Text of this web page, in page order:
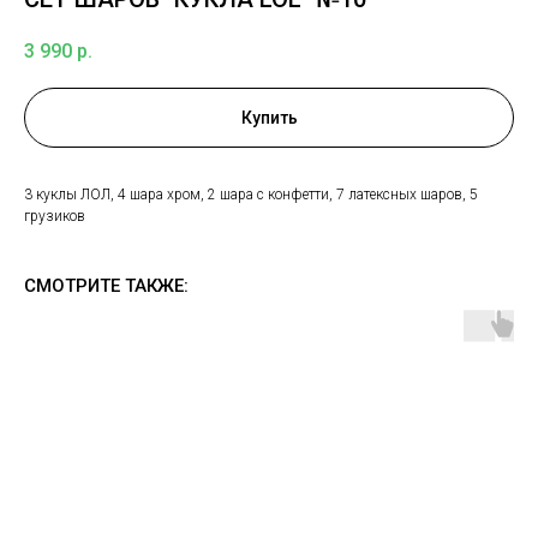
3 990 р.
Купить
3 куклы ЛОЛ, 4 шара хром, 2 шара с конфетти, 7 латексных шаров, 5
грузиков
СМОТРИТЕ ТАКЖЕ: